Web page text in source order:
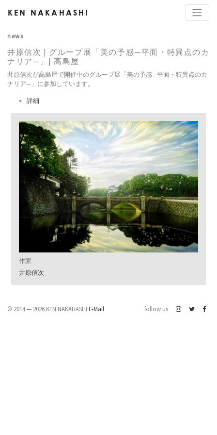
KEN NAKAHASHI
news
井原信次 | グループ展「美の予感—平面・特異点のカ
ナリア—」| 高島屋
井原信次が高島屋で開催中のグループ展「美の予感—平面・特異点のカ
ナリア—」に参加しています。
詳細
作家
井原信次
© 2014 — 2026 KEN NAKAHASHI E-Mail follow us